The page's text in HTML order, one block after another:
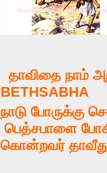
BETHSABHA
நாடு போருக்கு
பெத்சபாளை
கொன்றவர்